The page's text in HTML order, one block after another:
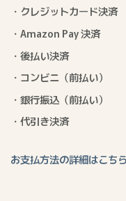
・クレジットカード決済
・Amazon Pay 決済
・後払い決済
・コンビニ（前払い）
・銀行振込（前払い）
・代引き決済
お支払方法の詳細はこちら